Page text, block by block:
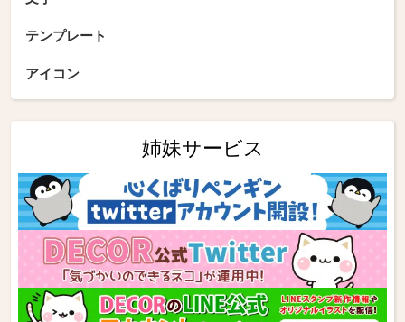
テンプレート
アイコン
姉妹サービス